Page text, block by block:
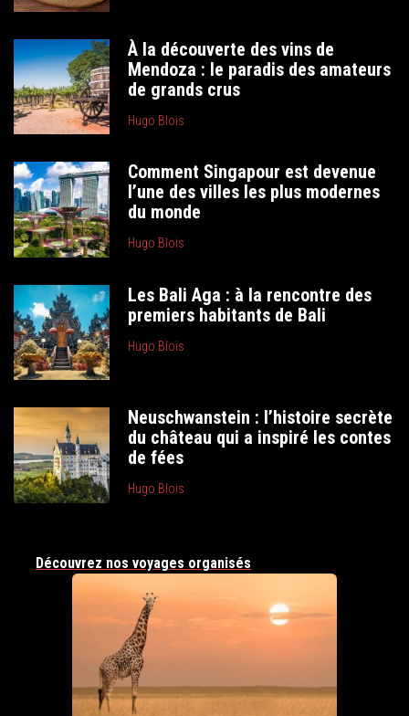
À la découverte des vins de
Mendoza : le paradis des amateurs
de grands crus
Hugo Blois
Comment Singapour est devenue
l’une des villes les plus modernes
du monde
Hugo Blois
Les Bali Aga : à la rencontre des
premiers habitants de Bali
Hugo Blois
Neuschwanstein : l’histoire secrète
du château qui a inspiré les contes
de fées
Hugo Blois
Découvrez nos voyages organisés